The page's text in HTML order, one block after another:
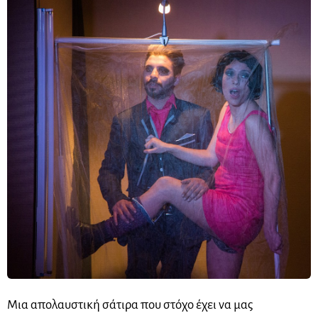
Μια απολαυστική σάτιρα που στόχο έχει να μας